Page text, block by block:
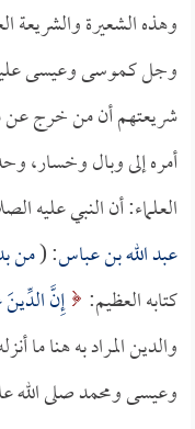
وهذه الشعيرة والشريعة
وجل كـموسى وعيسى
شريعتهم أن من خرج عن
أمره إلى وبال وخسار،
العلماء: أن النبي عليه
عبد الله بن عباس: (من
كتابه العظيم: إِنَّ الدِّينَ
والدين المراد به هنا ما
وعيسى ومحمد صلى الله